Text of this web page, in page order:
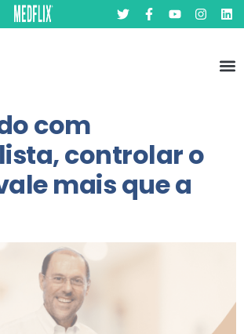
com
controlar o
mais que a